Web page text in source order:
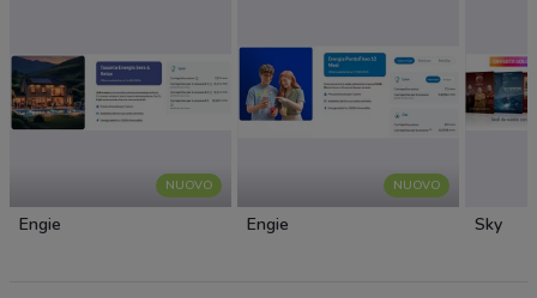
NUOVO
Engie
NUOVO
Engie Sky